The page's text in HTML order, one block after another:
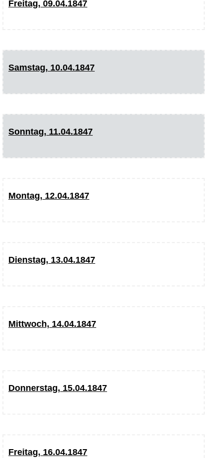
Freitag, 09.04.1847
Samstag, 10.04.1847
Sonntag, 11.04.1847
Montag, 12.04.1847
Dienstag, 13.04.1847
Mittwoch, 14.04.1847
Donnerstag, 15.04.1847
Freitag, 16.04.1847